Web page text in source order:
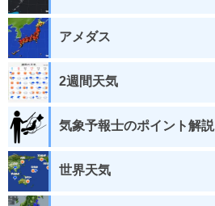
アメダス
2週間天気
気象予報士のポイント解説
世界天気